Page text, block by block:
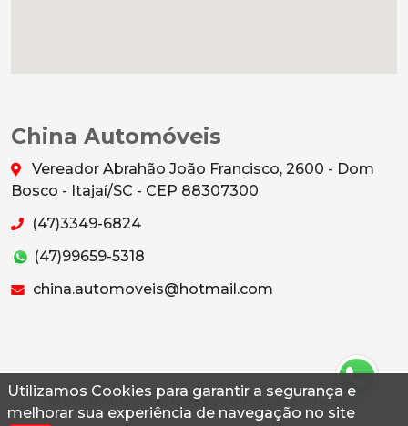
Utilizamos Cookies para garantir a segurança e
melhorar sua experiência de navegação no site
China Automóveis
Vereador Abrahão João Francisco, 2600 - Dom
Bosco - Itajaí/SC - CEP 88307300
(47)3349-6824
(47)99659-5318
china.automoveis@hotmail.com
© 2026 Autoconf. Todos os direitos reservados.